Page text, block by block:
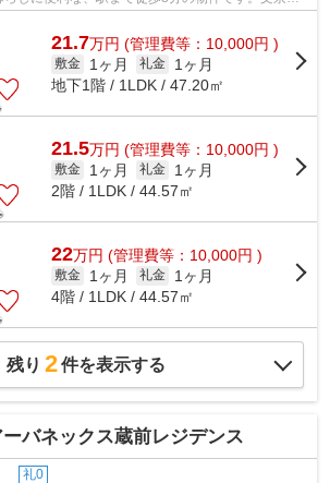
茶ノ水周辺の...
21.7万円 (管理費等：10,000円 )
敷金 1ヶ月 礼金
1ヶ月
地下1階 / 1LDK / 47.20㎡
21.5万円 (管理費等：10,000円 )
敷金 1ヶ月 礼金
1ヶ月
2階 / 1LDK / 44.57㎡
22万円 (管理費等：10,000円 )
敷金 1ヶ月 礼金
1ヶ月
4階 / 1LDK / 44.57㎡
残り 2件を表示する
ーバネックス蔵前レジデンス
礼0